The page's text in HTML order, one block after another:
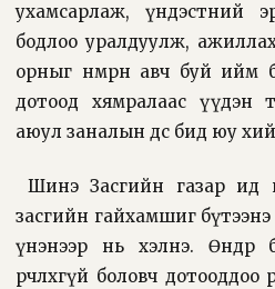
ухамсарлаж, үндэстний
бодлоо уралдуулж,
орныг нөмрөн авч буй ийм
дотоод хямралаас үүдэн
аюул заналын өөдөөс бид юу
Шинэ Засгийн газар ид
засгийн гайхамшиг
үнэнээр нь хэлнэ.
өөрчлөхгүй боловч дотооддоо